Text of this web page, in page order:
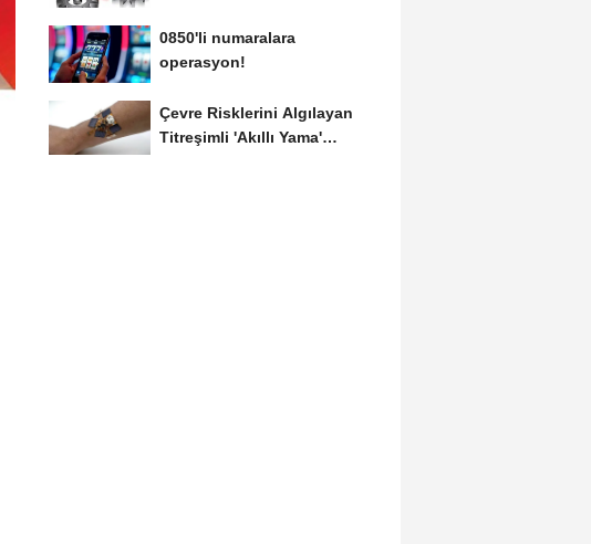
0850'li numaralara
operasyon!
Çevre Risklerini Algılayan
Titreşimli 'Akıllı Yama'